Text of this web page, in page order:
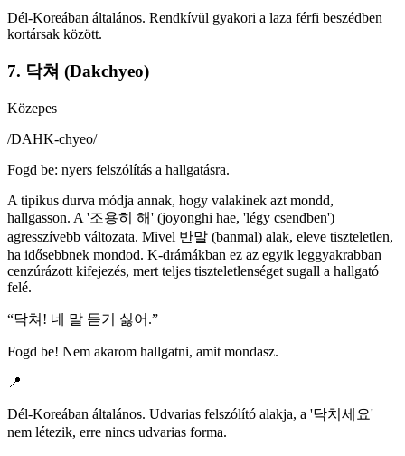
Dél-Koreában általános. Rendkívül gyakori a laza férfi beszédben
kortársak között.
7. 닥쳐 (Dakchyeo)
Közepes
/DAHK-chyeo/
Fogd be: nyers felszólítás a hallgatásra.
A tipikus durva módja annak, hogy valakinek azt mondd,
hallgasson. A '조용히 해' (joyonghi hae, 'légy csendben')
agresszívebb változata. Mivel 반말 (banmal) alak, eleve tiszteletlen,
ha idősebbnek mondod. K-drámákban ez az egyik leggyakrabban
cenzúrázott kifejezés, mert teljes tiszteletlenséget sugall a hallgató
felé.
“닥쳐! 네 말 듣기 싫어.”
Fogd be! Nem akarom hallgatni, amit mondasz.
📍
Dél-Koreában általános. Udvarias felszólító alakja, a '닥치세요'
nem létezik, erre nincs udvarias forma.